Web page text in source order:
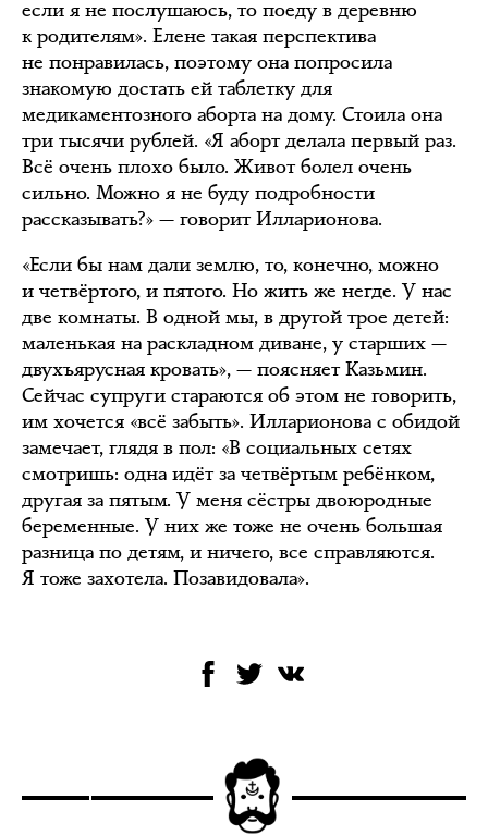
если я не послушаюсь, то поеду в деревню
к родителям». Елене такая перспектива
не понравилась, поэтому она попросила
знакомую достать ей таблетку для
медикаментозного аборта на дому. Стоила она
три тысячи рублей. «Я аборт делала первый раз.
Всё очень плохо было. Живот болел очень
сильно. Можно я не буду подробности
рассказывать?» — говорит Илларионова.
«Если бы нам дали землю, то, конечно, можно
и четвёртого, и пятого. Но жить же негде. У нас
две комнаты. В одной мы, в другой трое детей:
маленькая на раскладном диване, у старших —
двухъярусная кровать», — поясняет Казьмин.
Сейчас супруги стараются об этом не говорить,
им хочется «всё забыть». Илларионова с обидой
замечает, глядя в пол: «В социальных сетях
смотришь: одна идёт за четвёртым ребёнком,
другая за пятым. У меня сёстры двоюродные
беременные. У них же тоже не очень большая
разница по детям, и ничего, все справляются.
Я тоже захотела. Позавидовала».